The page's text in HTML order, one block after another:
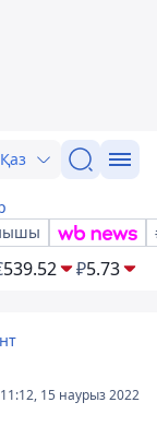
Қаз
539.52 ₽5.73
11:12, 15 наурыз 2022